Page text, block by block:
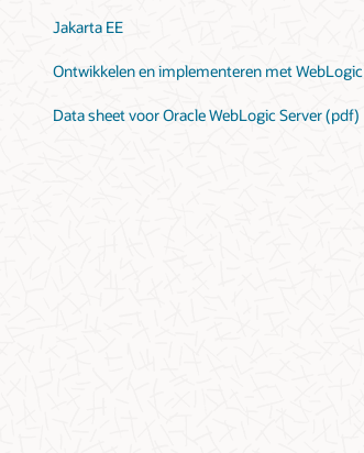
Jakarta EE
Ontwikkelen en implementeren met WebLogic
Data sheet voor Oracle WebLogic Server (pdf)